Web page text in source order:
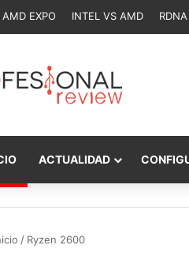
AMD EXPO INTEL VS AMD
ACTUALIDAD
/ Ryzen 2600